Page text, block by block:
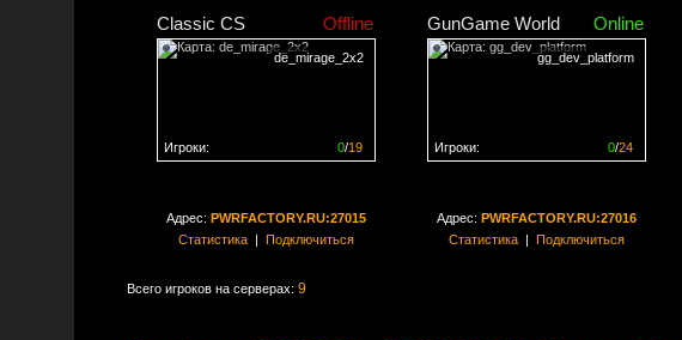
Classic CS Offline
de_mirage_2x2
0/19
Игроки:
GunGame World Online
gg_dev_platform
0/24
Игроки:
Адрес: PWRFACTORY.RU:27015
Статистика| Подключиться
Адрес: PWRFACTORY.RU:27016
Статистика| Подключиться
Всего игроков на серверах: 9